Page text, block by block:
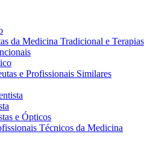
da Medicina Tradicional e Terapias
e Profissionais Similares
e Ópticos
Técnicos da Medicina